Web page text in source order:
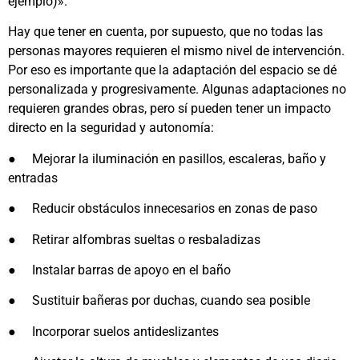
Hay que tener en cuenta, por supuesto, que no todas las
personas mayores requieren el mismo nivel de intervención.
Por eso es importante que la adaptación del espacio se dé
personalizada y progresivamente. Algunas adaptaciones no
requieren grandes obras, pero sí pueden tener un impacto
directo en la seguridad y autonomía:
●
Mejorar la iluminación en pasillos, escaleras, baño y
entradas
● Reducir obstáculos innecesarios en zonas de paso
● Retirar alfombras sueltas o resbaladizas
● Instalar barras de apoyo en el baño
● Sustituir bañeras por duchas, cuando sea posible
● Incorporar suelos antideslizantes